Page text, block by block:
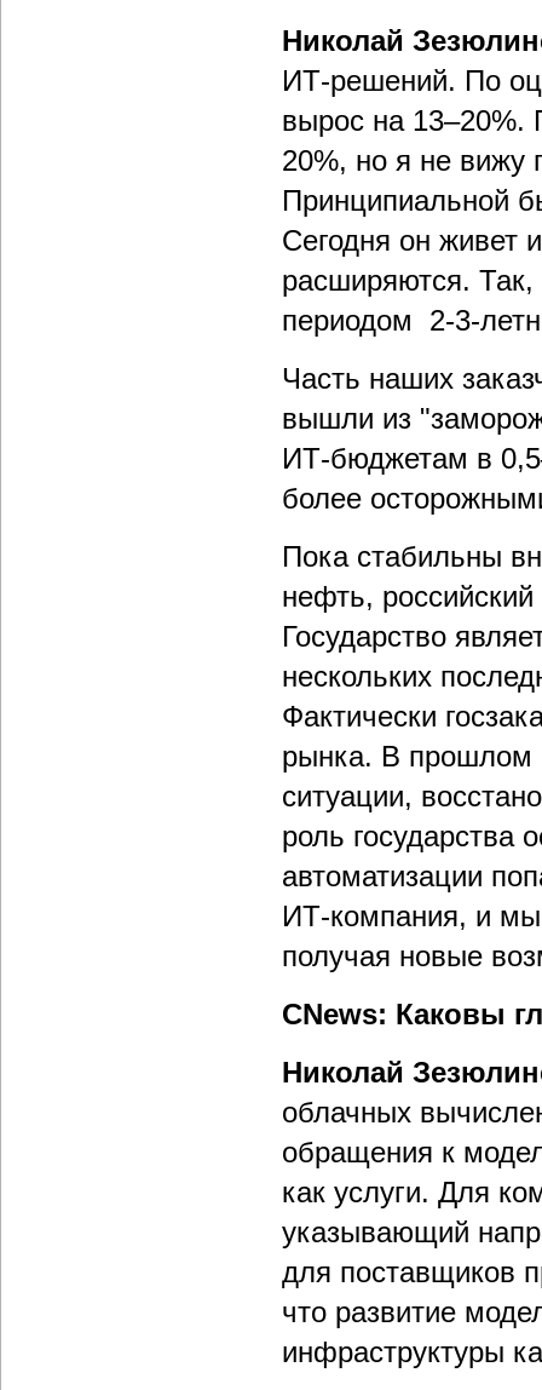
Николай
ИТ-решений. По
вырос на
20%, но я не вижу
Принципиальной
Сегодня он живет
расширяются. Так,
периодом 2-3-
Часть наших
вышли из
ИТ-бюджетам в
более
Пока стабильны
нефть,
Государство
нескольких
Фактически
рынка. В прошлом
ситуации,
роль государства
автоматизации
ИТ-компания, и
получая новые
CNews: Каковы
Николай
облачных
обращения к
как услуги. Для
указывающий
для поставщиков
что развитие
инфраструктуры